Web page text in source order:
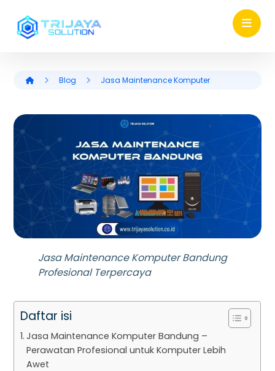
Blog Jasa Maintenance Komputer
Jasa Maintenance Komputer Bandung
Profesional Terpercaya
Daftar isi
Jasa Maintenance Komputer Bandung –
Perawatan Profesional untuk Komputer Lebih
Awet